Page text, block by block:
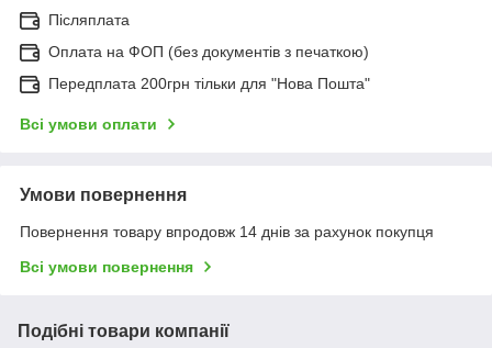
Післяплата
Оплата на ФОП (без документів з печаткою)
Передплата 200грн тільки для "Нова Пошта"
Всі умови оплати
Умови повернення
Повернення товару впродовж 14 днів за рахунок покупця
Всі умови повернення
Подібні товари компанії